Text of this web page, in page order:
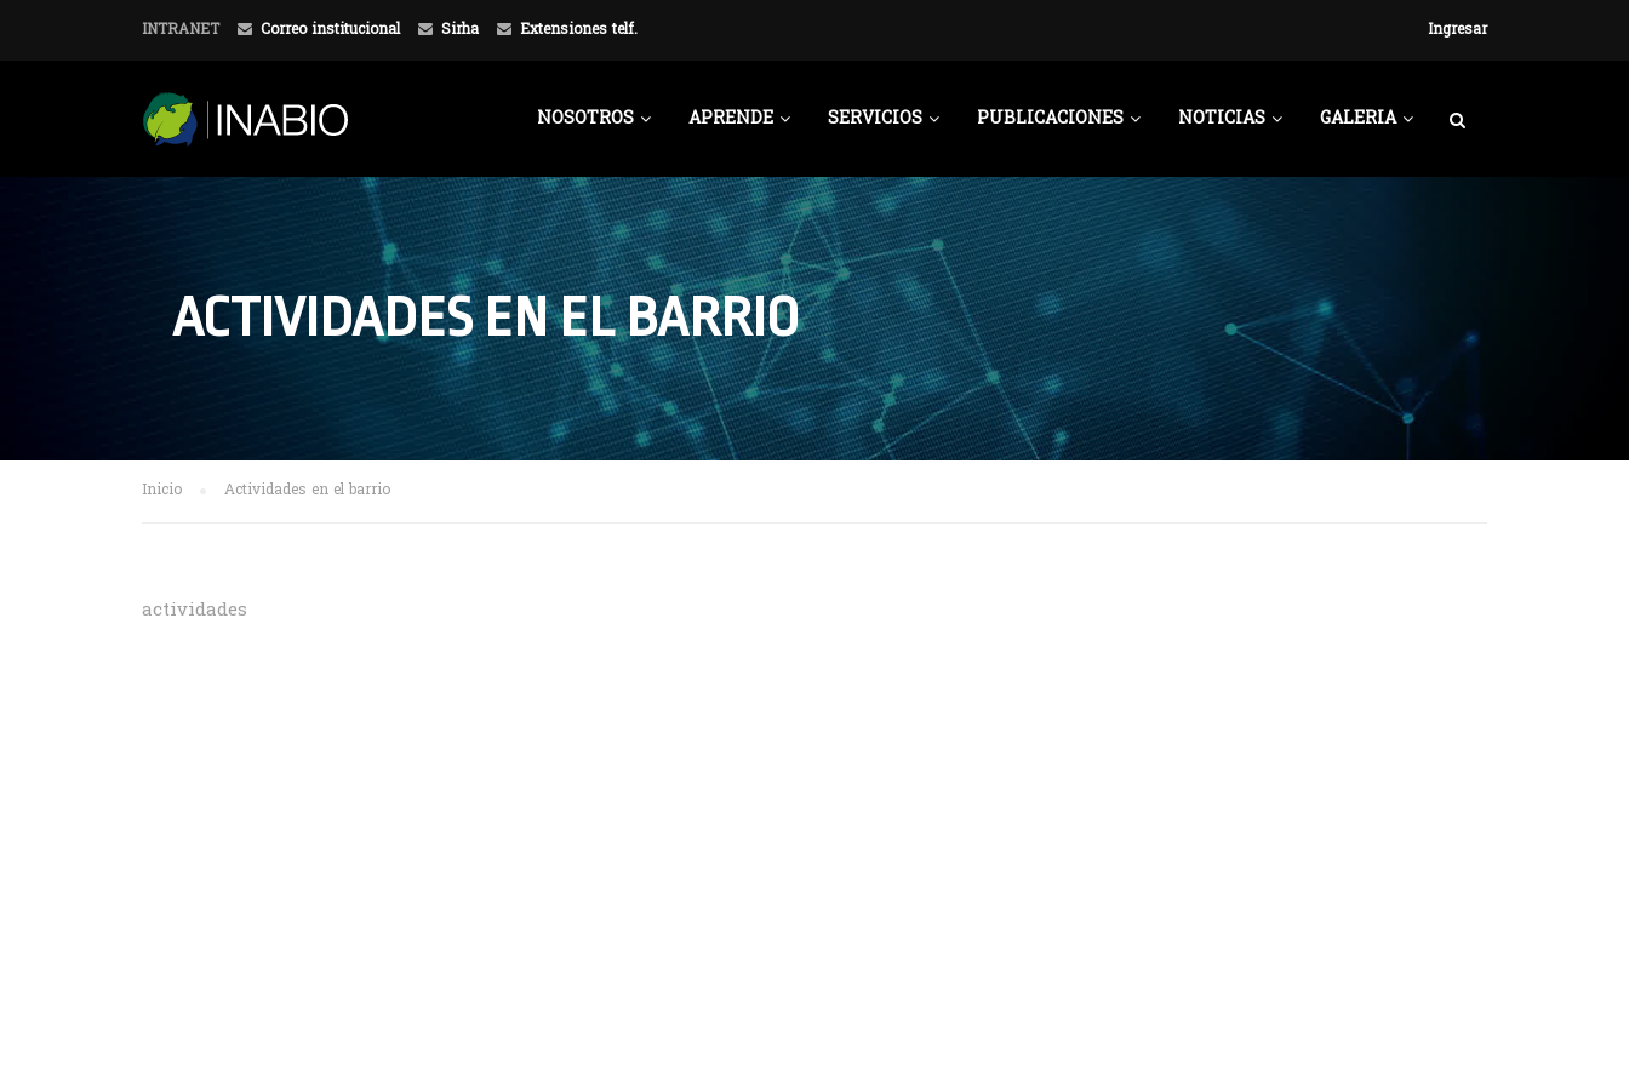
INTRANET Correo institucional Sirha Extensiones telf. Ingresar
NOSOTROS APRENDE SERVICIOS PUBLICACIONES NOTICIAS GALERIA
ACTIVIDADES EN EL BARRIO
Inicio Actividades en el barrio
actividades